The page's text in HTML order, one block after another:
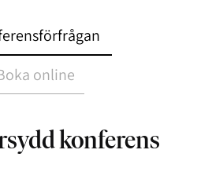
online
konferens